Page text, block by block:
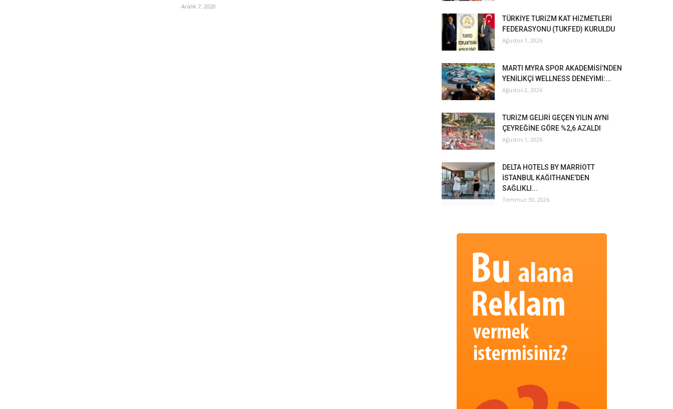
Aralık 7, 2020
TÜRKİYE TURİZM KAT HİZMETLERİ
FEDERASYONU (TUKFED) KURULDU
Ağustos 1, 2026
MARTI MYRA SPOR AKADEMİSİ’NDEN
YENİLİKÇİ WELLNESS DENEYİMİ:...
Ağustos 2, 2026
TURİZM GELİRİ GEÇEN YILIN AYNI
ÇEYREĞİNE GÖRE %2,6 AZALDI
Ağustos 1, 2026
DELTA HOTELS BY MARRİOTT
İSTANBUL KAĞITHANE’DEN
SAĞLIKLI...
Temmuz 30, 2026